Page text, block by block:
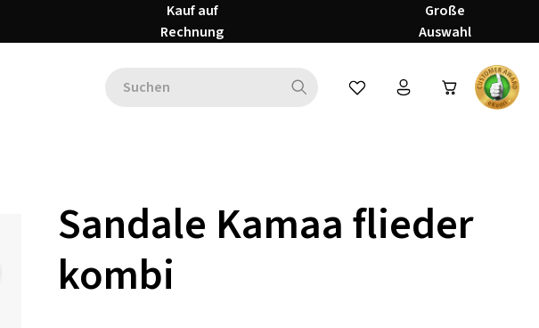
Kauf auf
Rechnung
Große
Auswahl
Du hast 0 Produkte auf dem
Sandale Kamaa flieder
kombi